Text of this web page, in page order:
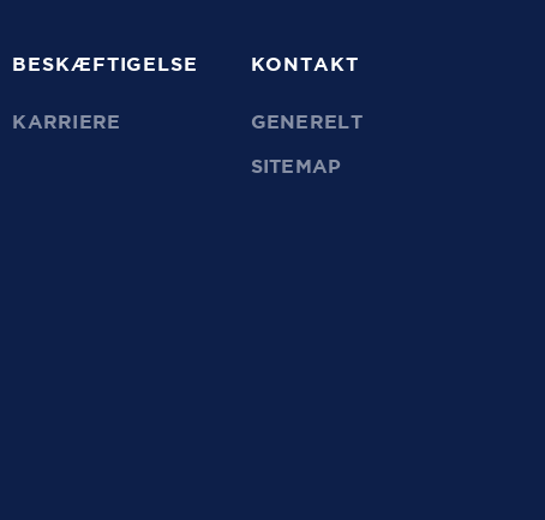
BESKÆFTIGELSE
KARRIERE
KONTAKT
GENERELT
SITEMAP